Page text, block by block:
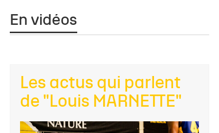
En vidéos
Les actus qui parlent
de "Louis MARNETTE"